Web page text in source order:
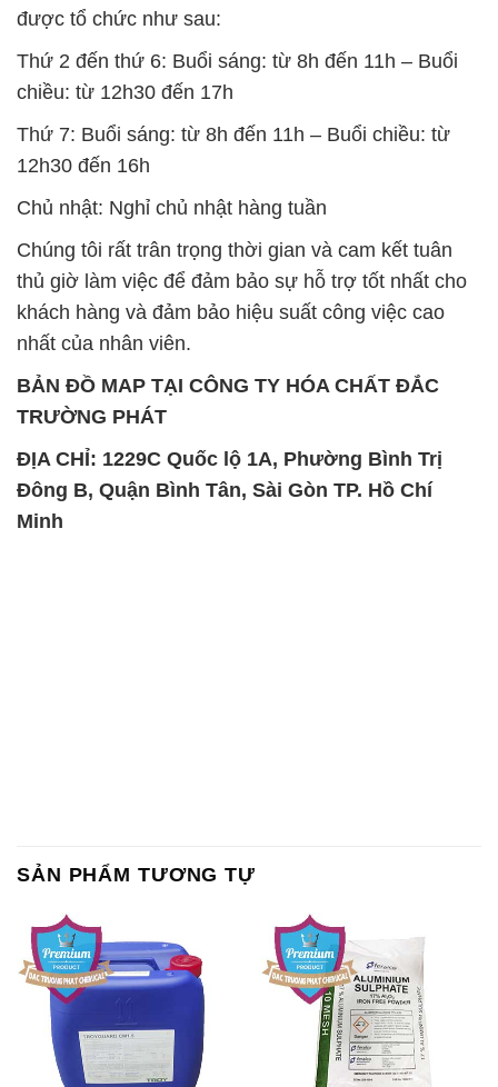
được tổ chức như sau:
Thứ 2 đến thứ 6: Buổi sáng: từ 8h đến 11h – Buổi
chiều: từ 12h30 đến 17h
Thứ 7: Buổi sáng: từ 8h đến 11h – Buổi chiều: từ
12h30 đến 16h
Chủ nhật: Nghỉ chủ nhật hàng tuần
Chúng tôi rất trân trọng thời gian và cam kết tuân
thủ giờ làm việc để đảm bảo sự hỗ trợ tốt nhất cho
khách hàng và đảm bảo hiệu suất công việc cao
nhất của nhân viên.
BẢN ĐỒ MAP TẠI CÔNG TY HÓA CHẤT ĐẮC
TRƯỜNG PHÁT
ĐỊA CHỈ: 1229C Quốc lộ 1A, Phường Bình Trị
Đông B, Quận Bình Tân, Sài Gòn TP. Hồ Chí
Minh
SẢN PHẨM TƯƠNG TỰ